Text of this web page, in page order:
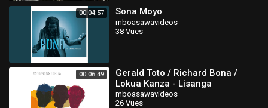
00:04:57 Sona Moyo
mboasawavideos
38 Vues
00:06:49
Gerald Toto / Richard Bona /
Lokua Kanza - Lisanga
mboasawavideos
26 Vues